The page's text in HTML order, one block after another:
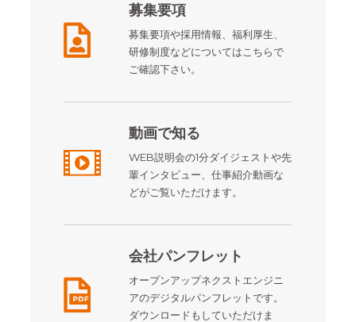
募集要項
募集要項や採用情報、福利厚生、
研修制度などについてはこちらで
ご確認下さい。
動画で知る
WEB説明会の1分ダイジェストや先
輩インタビュー、仕事紹介動画な
どがご覧いただけます。
会社パンフレット
オープンアップネクストエンジニ
アのデジタルパンフレットです。
ダウンロードもしていただけま